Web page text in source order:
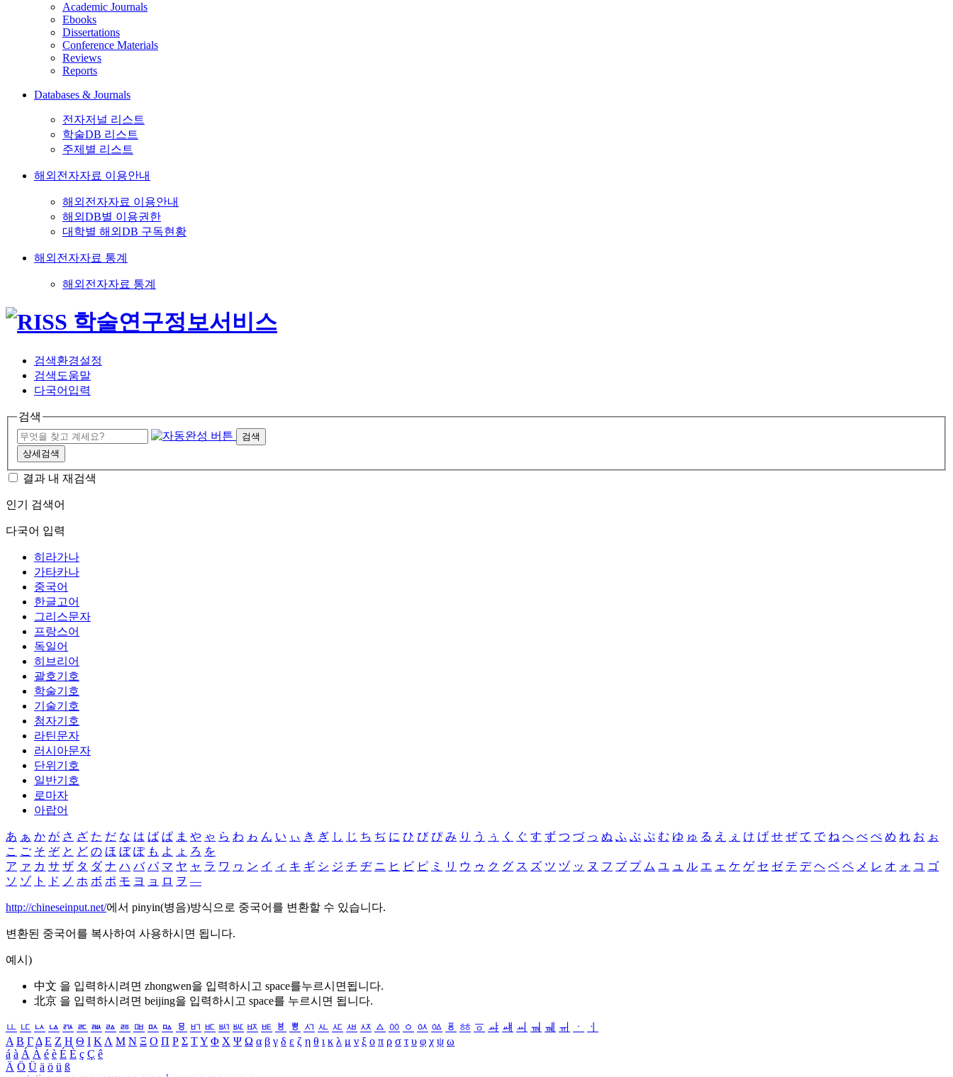
Academic Journals
Ebooks
Dissertations
Conference Materials
Reviews
Reports
Databases & Journals
전자저널 리스트
학술DB 리스트
주제별 리스트
해외전자자료 이용안내
해외전자자료 이용안내
해외DB별 이용권한
대학별 해외DB 구독현황
해외전자자료 통계
해외전자자료 통계
검색환경설정
검색도움말
다국어입력
검색
검색
상세검색
결과 내 재검색
인기 검색어
다국어 입력
히라가나
가타카나
중국어
한글고어
그리스문자
프랑스어
독일어
히브리어
괄호기호
학술기호
기술기호
첨자기호
라틴문자
러시아문자
단위기호
일반기호
로마자
아랍어
あ ぁ か が さ ざ た だ な は ば ぱ ま や ゃ ら わ ゎ ん い ぃ き ぎ し じ ち ぢ に ひ び ぴ み り う ぅ く ぐ す ず つ づ っ ぬ ふ ぶ ぷ む ゆ ゅ る え ぇ け げ せ ぜ て で ね へ べ ぺ め れ お ぉ
こ ご そ ぞ と ど の ほ ぼ ぽ も よ ょ ろ を
ア ァ カ サ ザ タ ダ ナ ハ バ パ マ ヤ ャ ラ ワ ヮ ン イ ィ キ ギ シ ジ チ ヂ ニ ヒ ビ ピ ミ リ ウ ゥ ク グ ス ズ ツ ヅ ッ ヌ フ ブ プ ム ユ ュ ル エ ェ ケ ゲ セ ゼ テ デ ヘ ベ ペ メ レ オ ォ コ ゴ
ソ ゾ ト ド ノ ホ ボ ポ モ ヨ ョ ロ ヲ ―
http://chineseinput.net/에서 pinyin(병음)방식으로 중국어를 변환할 수 있습니다.
변환된 중국어를 복사하여 사용하시면 됩니다.
예시)
中文 을 입력하시려면 zhongwen을 입력하시고 space를누르시면됩니다.
北京 을 입력하시려면 beijing을 입력하시고 space를 누르시면 됩니다.
ㅥ ㅦ ㅧ ㅨ ㅩ ㅪ ㅫ ㅬ ㅭ ㅮ ㅯ ㅰ ㅱ ㅲ ㅳ ㅴ ㅵ ㅶ ㅷ ㅸ ㅹ ㅺ ㅻ ㅼ ㅽ ㅾ ㅿ ㆀ ㆁ ㆂ ㆃ ㆄ ㆅ ㆆ ㆇ ㆈ ㆉ ㆊ ㆋ ㆌ ㆍ
ㆎ
Α Β ΓΔ Ε Ζ Η Θ Ι ΚΛ Μ Ν Ξ Ο Π Ρ Σ ΤΥ Φ Χ Ψ Ω α β γ δ ε ζ η θ ι κ λ μ ν ξ ο π ρ σ τ υ φ χ ψ ω
á à Á À é è É È ç Ç ê
Ä Ö Ü ä ö ü ß